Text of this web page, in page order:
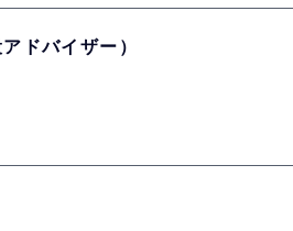
ドバイザー）